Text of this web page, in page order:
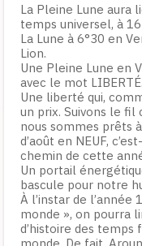
La Pleine Lune aura
temps universel, à
La Lune à 6°30 en
Lion.
Une Pleine Lune en
avec le mot LIBERTÉ.
Une liberté qui,
un prix. Suivons le
nous sommes prêts
d’août en NEUF,
chemin de cette
Un portail
bascule pour notre
À l’instar de l’année
monde », on pourra
d’histoire des temps
monde. De fait,